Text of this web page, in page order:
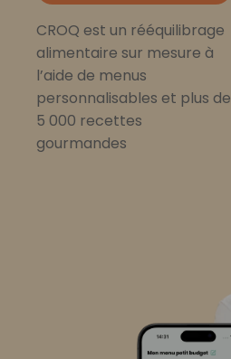
CROQ est un rééquilibrage
alimentaire sur mesure à
l’aide de menus
personnalisables et plus de
5 000 recettes
gourmandes